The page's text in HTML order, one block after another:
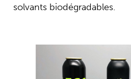
solvants biodégradables.